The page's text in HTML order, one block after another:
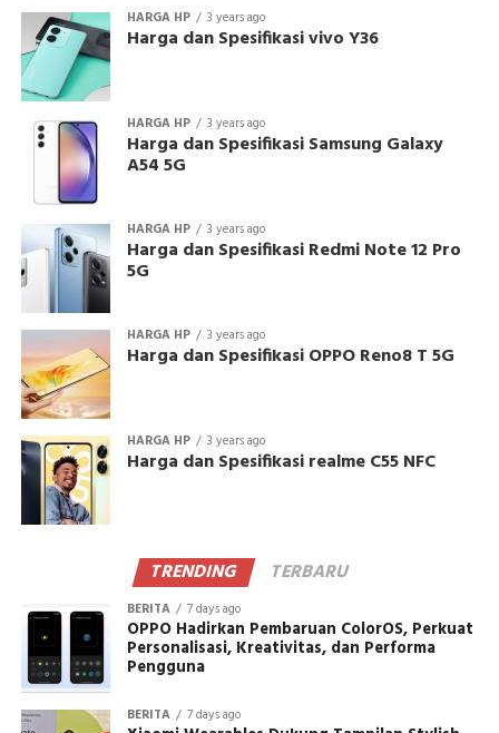
HARGA HP 3 years ago
Harga dan Spesifikasi vivo Y36
HARGA HP 3 years ago
Harga dan Spesifikasi Samsung Galaxy
A54 5G
HARGA HP 3 years ago
Harga dan Spesifikasi Redmi Note 12 Pro
5G
HARGA HP 3 years ago
Harga dan Spesifikasi OPPO Reno8 T 5G
HARGA HP 3 years ago
Harga dan Spesifikasi realme C55 NFC
TRENDING TERBARU
BERITA 7 days ago
OPPO Hadirkan Pembaruan ColorOS, Perkuat
Personalisasi, Kreativitas, dan Performa
Pengguna
BERITA 7 days ago